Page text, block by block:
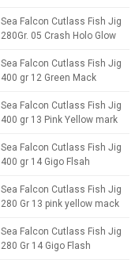
Sea Falcon Cutlass Fish Jig
280Gr. 05 Crash Holo Glow
Sea Falcon Cutlass Fish Jig
400 gr 12 Green Mack
Sea Falcon Cutlass Fish Jig
400 gr 13 Pink Yellow mark
Sea Falcon Cutlass Fish Jig
400 gr 14 Gigo Flsah
Sea Falcon Cutlass Fish Jig
280 Gr 13 pink yellow mack
Sea Falcon Cutlass Fish Jig
280 Gr 14 Gigo Flash